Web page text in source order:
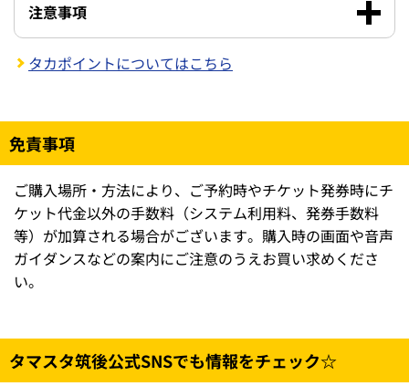
注意事項
タカポイントについてはこちら
免責事項
ご購入場所・方法により、ご予約時やチケット発券時にチ
ケット代金以外の手数料（システム利用料、発券手数料
等）が加算される場合がございます。購入時の画面や音声
ガイダンスなどの案内にご注意のうえお買い求めくださ
い。
タマスタ筑後公式SNSでも情報をチェック☆